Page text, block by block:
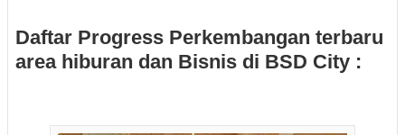
Daftar Progress Perkembangan terbaru
area hiburan dan Bisnis di BSD City :